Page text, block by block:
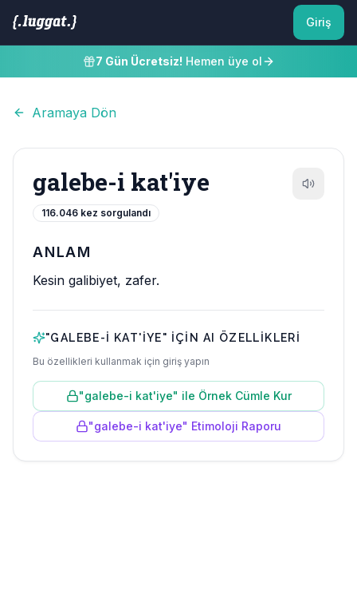
Giriş
7 Gün Ücretsiz! Hemen üye ol
Aramaya Dön
galebe-i kat'iye
116.046 kez sorgulandı
ANLAM
Kesin galibiyet, zafer.
"GALEBE-I KAT'IYE" IÇIN AI ÖZELLIKLERI
Bu özellikleri kullanmak için giriş yapın
"galebe-i kat'iye" ile Örnek Cümle Kur
"galebe-i kat'iye" Etimoloji Raporu